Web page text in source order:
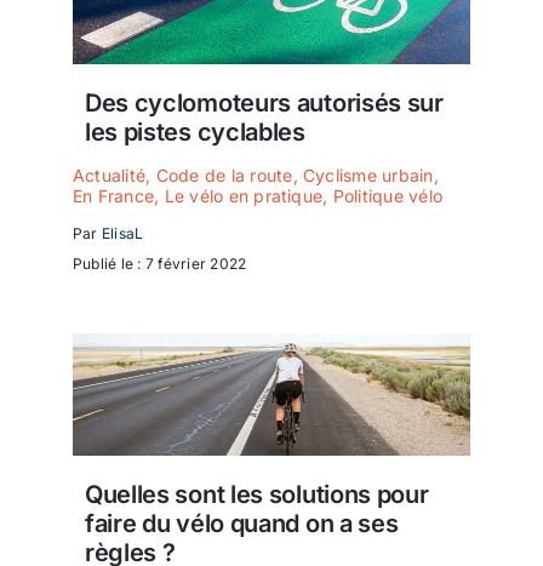
Des cyclomoteurs autorisés sur
les pistes cyclables
Actualité, Code de la route, Cyclisme urbain,
En France, Le vélo en pratique, Politique vélo
Par ElisaL
Publié le : 7 février 2022
Quelles sont les solutions pour
faire du vélo quand on a ses
règles ?